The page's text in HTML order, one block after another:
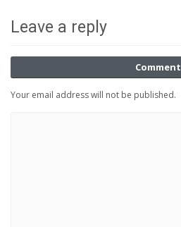
Leave a reply
Comment
Your email address will not be published.